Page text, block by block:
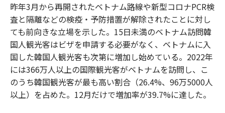
昨年3月から再開されたベトナム路線や新型コロナPCR検
査と隔離などの検疫・予防措置が解除されたことに対し
ても前向きな立場を示した。15日未満のベトナム訪問韓
国人観光客はビザを申請する必要がなく、ベトナムに入
国した韓国人観光客も次第に増加し始めている。2022年
には366万人以上の国際観光客がベトナムを訪問し、こ
のうち韓国観光客が最も高い割合（26.4%、96万5000人
以上）を占めた。12月だけで増加率が39.7%に達した。